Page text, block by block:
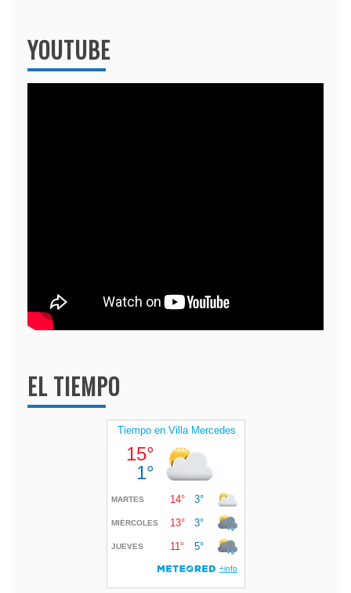
YOUTUBE
EL TIEMPO